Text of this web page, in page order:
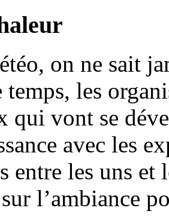
on ne sait
les
qui vont se
avec les
entre les uns et
l’ambiance